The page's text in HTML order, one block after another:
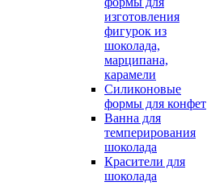
изготовления
фигурок из
шоколада,
марципана,
карамели
Силиконовые
формы для конфет
Ванна для
темперирования
шоколада
Красители для
шоколада